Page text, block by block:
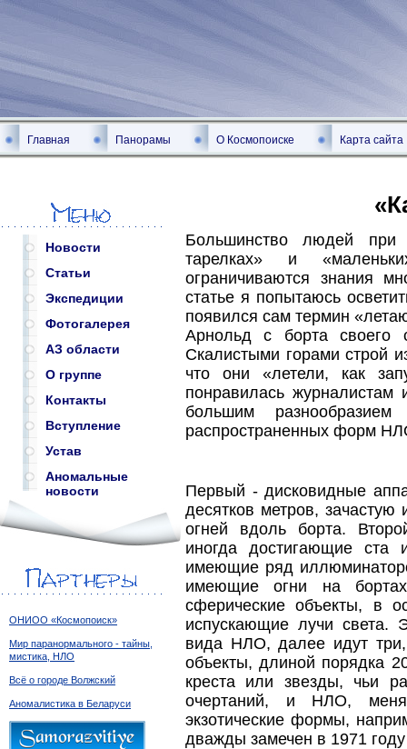
Главная Панорамы О Космопоиске Карта сайта
Новости
Статьи
Экспедиции
Фотогалерея
АЗ области
О группе
Контакты
Вступление
Устав
Аномальные
новости
ОНИОО «Космопоиск»
Мир паранормального - тайны,
мистика, НЛО
Всё о городе Волжский
Аномалистика в Беларуси
Большинство людей
тарелках» и
ограничиваются знания
статье я попытаюсь
появился сам термин
Арнольд с борта своего
Скалистыми горами строй
что они «летели, как
понравилась
большим
распространенных форм
Первый - дисковидные
десятков метров,
огней вдоль борта.
иногда достигающие
имеющие ряд
имеющие огни на
сферические объекты, в
испускающие лучи света.
вида НЛО, далее идут
объекты, длиной порядка
креста или звезды, чьи
очертаний, и НЛО,
экзотические формы,
дважды замечен в 1971